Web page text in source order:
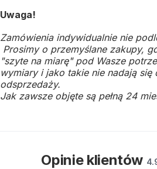
Uwaga!
Zamówienia indywidualnie nie
Prosimy o przemyślane zakupy,
"szyte na miarę" pod Wasze
wymiary i jako takie nie nadają się
odsprzedaży.
Jak zawsze objęte są pełną 24
Opinie klientów